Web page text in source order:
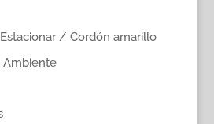
/ Cordón amarillo
Ambiente